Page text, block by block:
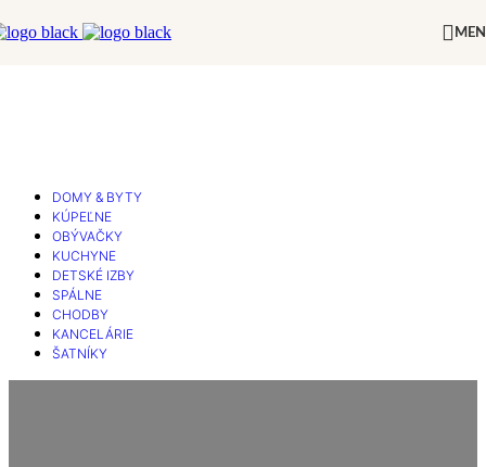
DOMY & BYTY
KÚPEĽNE
OBÝVAČKY
KUCHYNE
DETSKÉ IZBY
SPÁLNE
CHODBY
KANCELÁRIE
ŠATNÍKY